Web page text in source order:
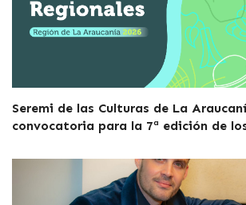
Seremi de las Culturas de La
convocatoria para la 7ª edición de